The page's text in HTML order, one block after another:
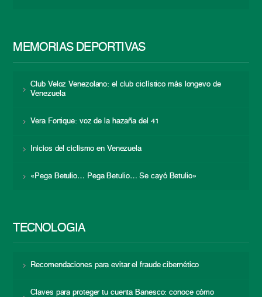
MEMORIAS DEPORTIVAS
Club Veloz Venezolano: el club ciclístico más longevo de
Venezuela
Vera Fortique: voz de la hazaña del 41
Inicios del ciclismo en Venezuela
«Pega Betulio… Pega Betulio… Se cayó Betulio»
TECNOLOGÍA
Recomendaciones para evitar el fraude cibernético
Claves para proteger tu cuenta Banesco: conoce cómo